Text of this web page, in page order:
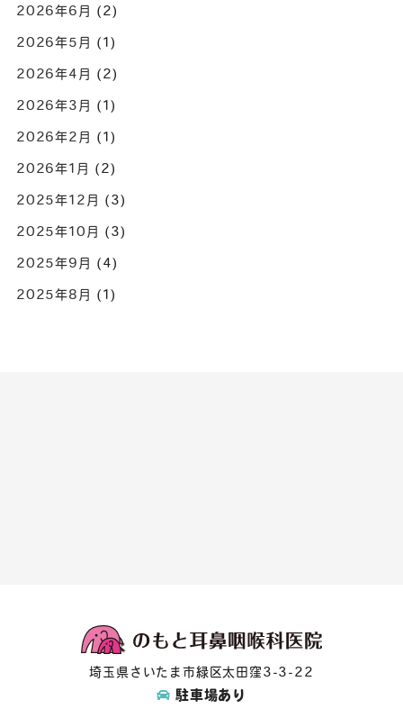
2026年6月 (2)
2026年5月 (1)
2026年4月 (2)
2026年3月 (1)
2026年2月 (1)
2026年1月 (2)
2025年12月 (3)
2025年10月 (3)
2025年9月 (4)
2025年8月 (1)
埼玉県さいたま市緑区太田窪3-3-22
駐車場あり